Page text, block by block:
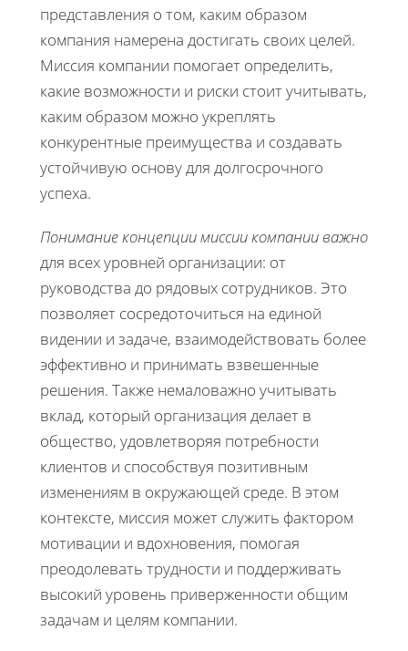
представления о том, каким образом
компания намерена достигать своих целей.
Миссия компании помогает определить,
какие возможности и риски стоит учитывать,
каким образом можно укреплять
конкурентные преимущества и создавать
устойчивую основу для долгосрочного
успеха.
Понимание концепции миссии компании важно
для всех уровней организации: от
руководства до рядовых сотрудников. Это
позволяет сосредоточиться на единой
видении и задаче, взаимодействовать более
эффективно и принимать взвешенные
решения. Также немаловажно учитывать
вклад, который организация делает в
общество, удовлетворяя потребности
клиентов и способствуя позитивным
изменениям в окружающей среде. В этом
контексте, миссия может служить фактором
мотивации и вдохновения, помогая
преодолевать трудности и поддерживать
высокий уровень приверженности общим
задачам и целям компании.